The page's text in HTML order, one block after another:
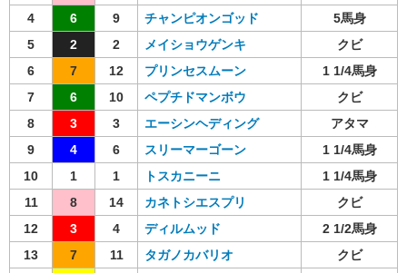
4
6 9 チャンピオンゴッド
5馬身
5
2 2 メイショウゲンキ
クビ
6
7 12 プリンセスムーン
1 1/4馬身
7
6 10 ペプチドマンボウ
クビ
8
3 3 エーシンヘディング
アタマ
9
4 6 スリーマーゴーン
1 1/4馬身
10
1 1 トスカニーニ
1 1/4馬身
11
8 14 カネトシエスプリ
クビ
12
3 4 ディルムッド
2 1/2馬身
13
7 11 タガノカバリオ
クビ